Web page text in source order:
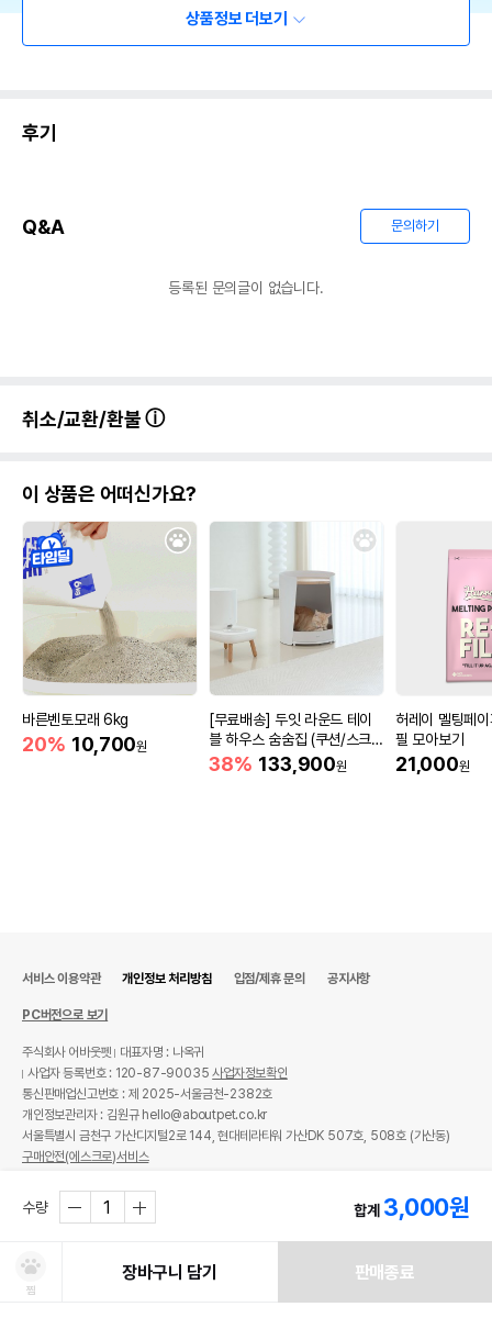
상품정보 더보기
후기
Q&A 문의하기
등록된 문의글이 없습니다.
취소/교환/환불
이 상품은 어떠신가요?
바른벤토모래 6kg
20% 10,700원
[무료배송] 두잇 라운드 테이
블 하우스 숨숨집 (쿠션/스크래
쳐)
38% 133,900원
허레이 멜팅페
필 모아보기
21,000원
수량 합계 3,000원
찜
장바구니 담기 판매종료
서비스 이용약관 개인정보 처리방침 입점/제휴 문의 공지사항
PC버전으로 보기
주식회사 어바웃펫
대표자명 : 나옥귀
사업자 등록번호 : 120-87-90035사업자정보확인
통신판매업신고번호 : 제 2025-서울금천-2382호
개인정보관리자 : 김원규 hello@aboutpet.co.kr
서울특별시 금천구 가산디지털2로 144, 현대테라타워 가산DK 507호, 508호 (가산동)
구매안전(에스크로)서비스